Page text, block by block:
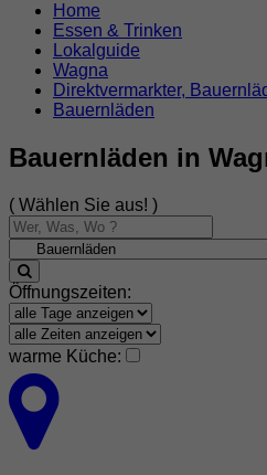
Home
Essen & Trinken
Lokalguide
Wagna
Direktvermarkter,
Bauernläden
Bauernläden in
( Wählen Sie aus! )
Öffnungszeiten:
warme Küche: